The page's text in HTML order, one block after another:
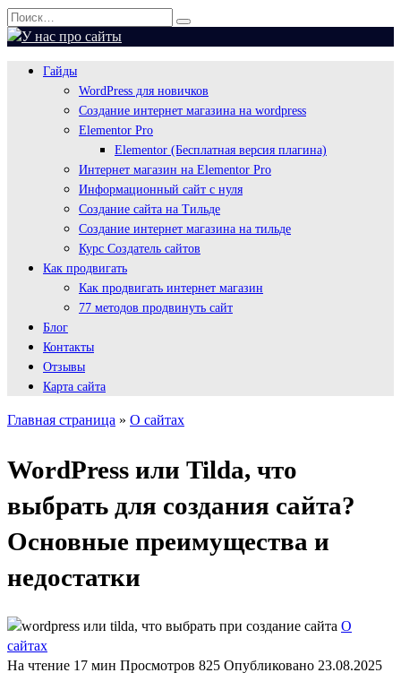
Перейти
к
Search
for:
Гайды
WordPress для новичков
Создание интернет магазина на wordpress
Elementor Pro
Elementor (Бесплатная версия плагина)
Интернет магазин на Elementor Pro
Информационный сайт с нуля
Создание сайта на Тильде
Создание интернет магазина на тильде
Курс Создатель сайтов
Как продвигать
Как продвигать интернет магазин
77 методов продвинуть сайт
Блог
Контакты
Отзывы
Карта сайта
Главная страница » О сайтах
WordPress или Tilda, что
выбрать для создания сайта?
Основные преимущества и
недостатки
О
сайтах
На чтение 17 мин Просмотров 825 Опубликовано 23.08.2025